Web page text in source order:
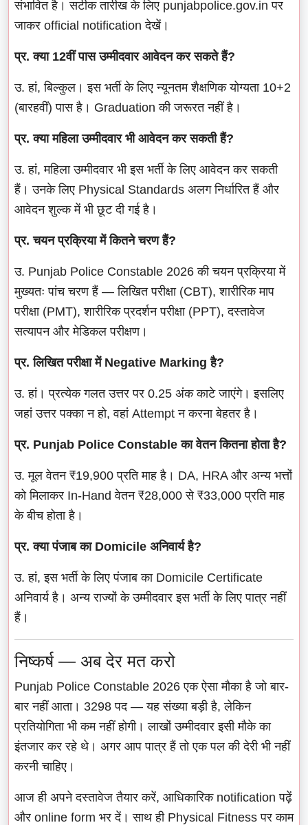
संभावित है। सटीक तारीख के लिए punjabpolice.gov.in पर
जाकर official notification देखें।
प्र. क्या 12वीं पास उम्मीदवार आवेदन कर सकते हैं?
उ. हां, बिल्कुल। इस भर्ती के लिए न्यूनतम शैक्षणिक योग्यता 10+2
(बारहवीं) पास है। Graduation की जरूरत नहीं है।
प्र. क्या महिला उम्मीदवार भी आवेदन कर सकती हैं?
उ. हां, महिला उम्मीदवार भी इस भर्ती के लिए आवेदन कर सकती
हैं। उनके लिए Physical Standards अलग निर्धारित हैं और
आवेदन शुल्क में भी छूट दी गई है।
प्र. चयन प्रक्रिया में कितने चरण हैं?
उ. Punjab Police Constable 2026 की चयन प्रक्रिया में
मुख्यतः पांच चरण हैं — लिखित परीक्षा (CBT), शारीरिक माप
परीक्षा (PMT), शारीरिक प्रदर्शन परीक्षा (PPT), दस्तावेज
सत्यापन और मेडिकल परीक्षण।
प्र. लिखित परीक्षा में Negative Marking है?
उ. हां। प्रत्येक गलत उत्तर पर 0.25 अंक काटे जाएंगे। इसलिए
जहां उत्तर पक्का न हो, वहां Attempt न करना बेहतर है।
प्र. Punjab Police Constable का वेतन कितना होता है?
उ. मूल वेतन ₹19,900 प्रति माह है। DA, HRA और अन्य भत्तों
को मिलाकर In-Hand वेतन ₹28,000 से ₹33,000 प्रति माह
के बीच होता है।
प्र. क्या पंजाब का Domicile अनिवार्य है?
उ. हां, इस भर्ती के लिए पंजाब का Domicile Certificate
अनिवार्य है। अन्य राज्यों के उम्मीदवार इस भर्ती के लिए पात्र नहीं
हैं।
निष्कर्ष — अब देर मत करो
Punjab Police Constable 2026 एक ऐसा मौका है जो बार-
बार नहीं आता। 3298 पद — यह संख्या बड़ी है, लेकिन
प्रतियोगिता भी कम नहीं होगी। लाखों उम्मीदवार इसी मौके का
इंतजार कर रहे थे। अगर आप पात्र हैं तो एक पल की देरी भी नहीं
करनी चाहिए।
आज ही अपने दस्तावेज तैयार करें, आधिकारिक notification पढ़ें
और online form भर दें। साथ ही Physical Fitness पर काम